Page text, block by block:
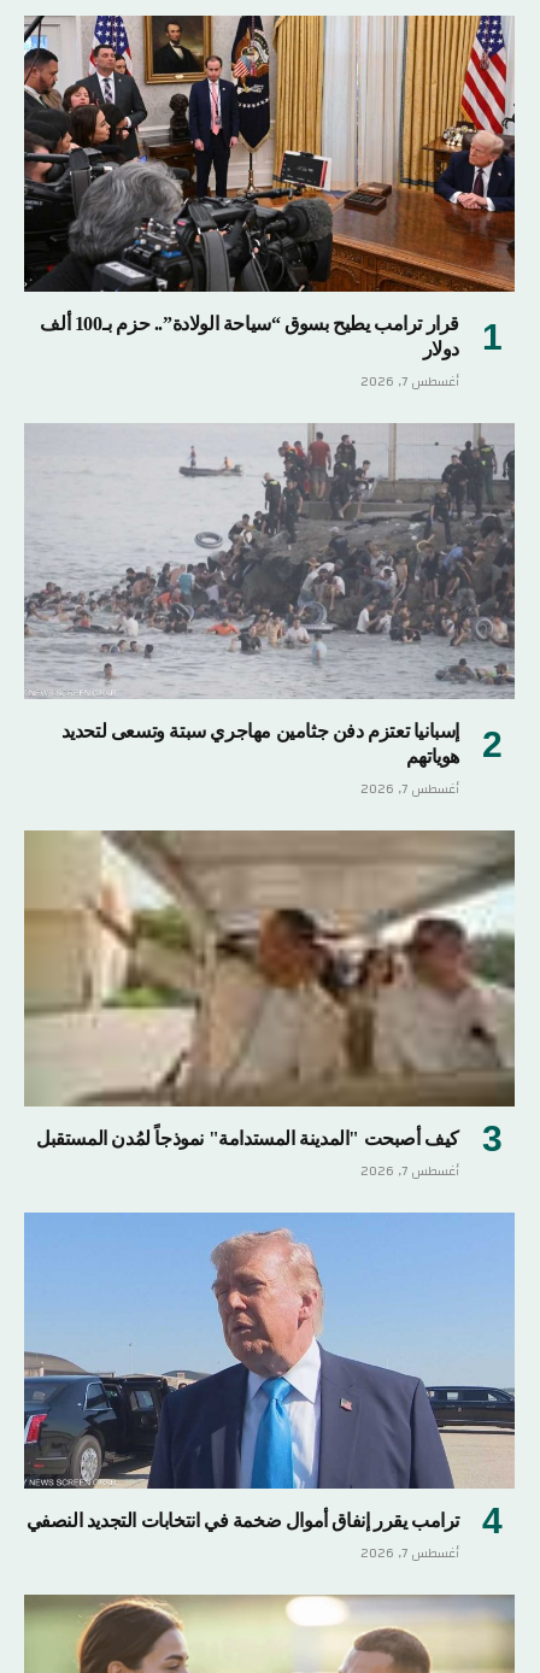
قرار ترامب يطيح بسوق “سياحة الولادة”.. حزم بـ100 ألف
دولار
أغسطس 7, 2026
إسبانيا تعتزم دفن جثامين مهاجري سبتة وتسعى لتحديد
هوياتهم
أغسطس 7, 2026
كيف أصبحت "المدينة المستدامة" نموذجاً لمُدن المستقبل
أغسطس 7, 2026
ترامب يقرر إنفاق أموال ضخمة في انتخابات التجديد النصفي
أغسطس 7, 2026